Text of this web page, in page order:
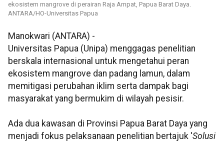
ekosistem mangrove di perairan Raja Ampat, Papua Barat Daya.
ANTARA/HO-Universitas Papua
Manokwari (ANTARA) -
Universitas Papua (Unipa) menggagas penelitian
berskala internasional untuk mengetahui peran
ekosistem mangrove dan padang lamun, dalam
memitigasi perubahan iklim serta dampak bagi
masyarakat yang bermukim di wilayah pesisir.
Ada dua kawasan di Provinsi Papua Barat Daya yang
menjadi fokus pelaksanaan penelitian bertajuk 'Solusi